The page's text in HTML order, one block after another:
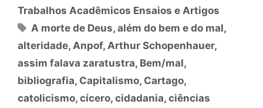
Trabalhos Acadêmicos Ensaios e Artigos
Tags
A morte de Deus,além do bem e do mal,
alteridade, Anpof, Arthur Schopenhauer,
assim falava zaratustra, Bem/mal,
bibliografia, Capitalismo, Cartago,
catolicismo, cícero, cidadania, ciências